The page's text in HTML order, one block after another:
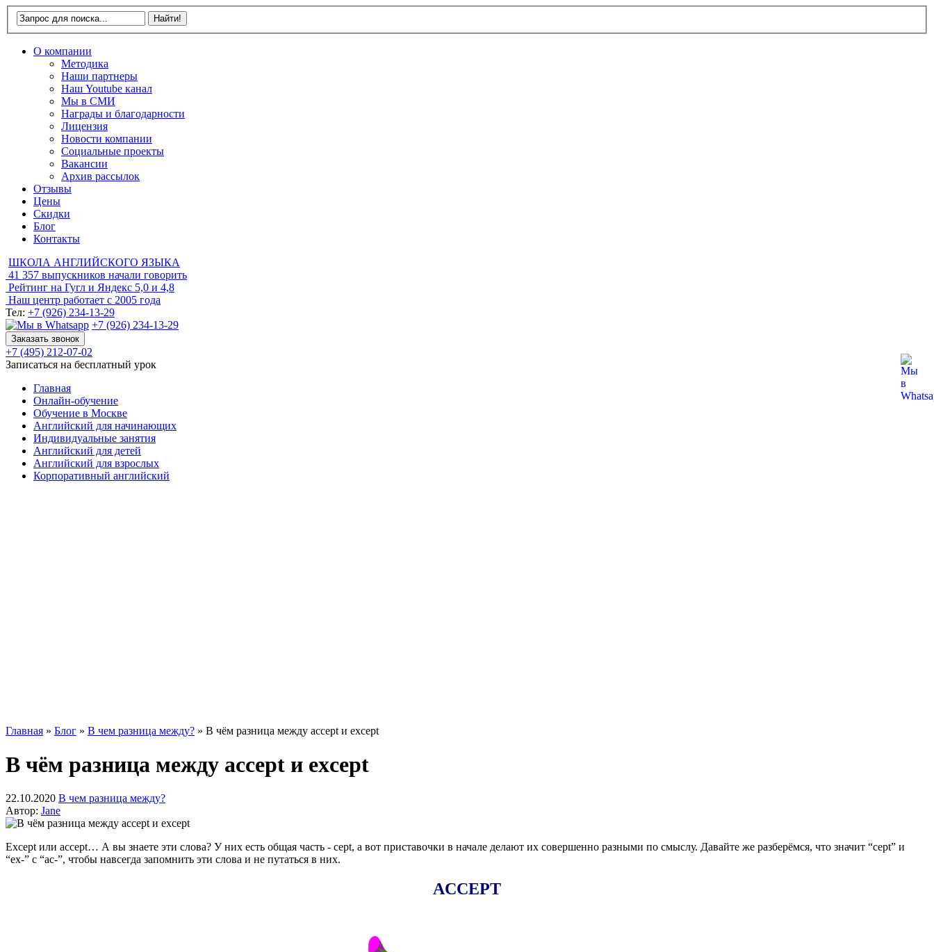
О компании
Методика
Наши партнеры
Наш Youtube канал
Мы в СМИ
Награды и благодарности
Лицензия
Новости компании
Социальные проекты
Вакансии
Архив рассылок
Отзывы
Цены
Скидки
Блог
Контакты
ШКОЛА АНГЛИЙСКОГО ЯЗЫКА
41 357 выпускников начали говорить
Рейтинг на Гугл и Яндекс 5,0 и 4,8
Наш центр работает с 2005 года
Тел: +7 (926) 234-13-29
+7 (926) 234-13-29
Заказать звонок
+7 (495) 212-07-02
Записаться на бесплатный урок
Главная
Онлайн-обучение
Обучение в Москве
Английский для начинающих
Индивидуальные занятия
Английский для детей
Английский для взрослых
Корпоративный английский
Главная » Блог » В чем разница между? » В чём разница между accept и except
В чём разница между accept и except
22.10.2020 В чем разница между?
Автор: Jane
Except или accept… А вы знаете эти слова? У них есть общая часть - cept, а вот приставочки в начале делают их совершенно разными по смыслу. Давайте же разберёмся, что значит “cept” и
“ex-” с “ac-”, чтобы навсегда запомнить эти слова и не путаться в них.
ACCEPT